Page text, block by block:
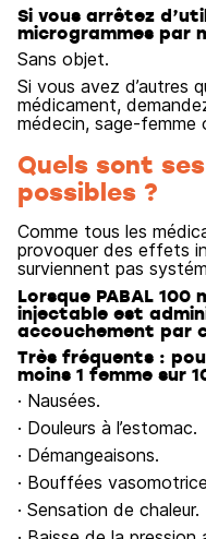
Si vous arrêtez
microgrammes par
Sans objet.
Si vous avez d’autres
médicament,
médecin, sage-femme
Quels sont
possibles ?
Comme tous les
provoquer des effets
surviennent pas
Lorsque PABAL
injectable est
accouchement par
Très fréquents :
moins 1 femme sur
· Nausées.
· Douleurs à l’estomac.
· Démangeaisons.
· Bouffées
· Sensation de chaleur.